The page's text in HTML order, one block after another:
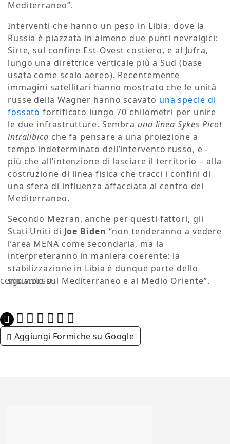
Mediterraneo”.
Interventi che hanno un peso in Libia, dove la
Russia è piazzata in almeno due punti nevralgici:
Sirte, sul confine Est-Ovest costiero, e al Jufra,
lungo una direttrice verticale più a Sud (base
usata come scalo aereo). Recentemente
immagini satellitari hanno mostrato che le unità
russe della Wagner hanno scavato una specie di
fossato fortificato lungo 70 chilometri per unire
le due infrastrutture. Sembra una linea Sykes-Picot
intralibica che fa pensare a una proiezione a
tempo indeterminato dell’intervento russo, e –
più che all’intenzione di lasciare il territorio – alla
costruzione di linea fisica che tracci i confini di
una sfera di influenza affacciata al centro del
Mediterraneo.
Secondo Mezran, anche per questi fattori, gli
Stati Uniti di Joe Biden “non tenderanno a vedere
l’area MENA come secondaria, ma la
interpreteranno in maniera coerente: la
stabilizzazione in Libia è dunque parte dello
sguardo sul Mediterraneo e al Medio Oriente”.
CONDIVIDI SU:
Aggiungi Formiche su Google